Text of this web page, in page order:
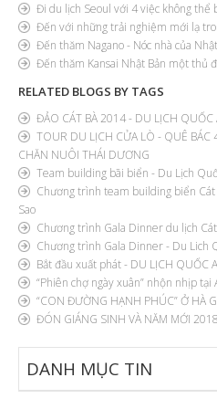
Đi du lịch Seoul với 4 việc không thể
Đến với những trải nghiệm mới lạ
Đến thăm Nagano - Nóc nhà của
Đến thăm Kansai Nhật Bản một thủ
RELATED BLOGS BY TAGS
ĐẢO CÁT BÀ 2014 - DU LỊCH QUỐC
TOUR DU LỊCH CỬA LÒ - QUÊ BÁC
CHĂN NUÔI THÁI DƯƠNG
Team building bãi biển - Du Lịch
Chương trình team building biển Cát
Sao
Chương trình Gala Dinner du lịch
Chương trình Gala Dinner - Du Lich
Bắt đầu xuất phát - DU LỊCH QUỐC
“Phiên chợ ngày xuân” nhộn nhịp tại
“CON ĐƯỜNG HẠNH PHÚC” Ở HÀ
ĐÓN GIÁNG SINH VÀ NĂM MỚI
DANH MỤC TIN